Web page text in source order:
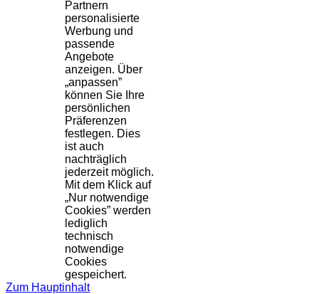
Partnern
personalisierte
Werbung und
passende
Angebote
anzeigen. Über
„anpassen”
können Sie Ihre
persönlichen
Präferenzen
festlegen. Dies
ist auch
nachträglich
jederzeit möglich.
Mit dem Klick auf
„Nur notwendige
Cookies” werden
lediglich
technisch
notwendige
Cookies
gespeichert.
Zum Hauptinhalt